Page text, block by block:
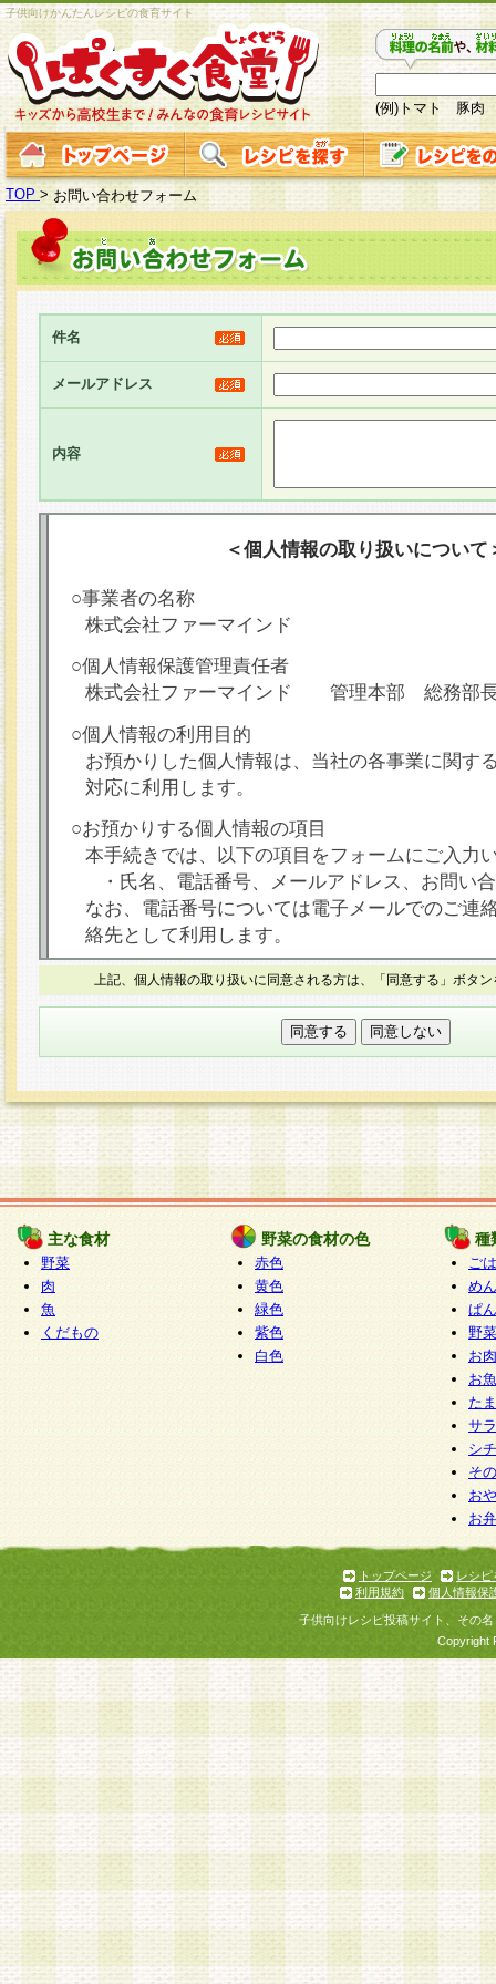
子供向けかんたんレシピの食育サイト
(例)トマト 豚肉
TOP > お問い合わせフォーム
件名
メールアドレス
内容
＜個人情報の取り扱いについて
○事業者の名称
株式会社ファーマインド
○個人情報保護管理責任者
株式会社ファーマインド 管理本部 総務部
○個人情報の利用目的
お預かりした個人情報は、当社の各事業に関す
対応に利用します。
○お預かりする個人情報の項目
本手続きでは、以下の項目をフォームにご入力
・氏名、電話番号、メールアドレス、お問い
なお、電話番号については電子メールでのご連
絡先として利用します。
○本人が容易に認識できない方法による個人情報
本フォームでは、セッション管理のためCookie
○個人情報の第三者提供について
力いただく個人情報は第三者に提供しません。
○個人情報の委託について
個人情報の取り扱いを外部に委託する場合は、
情報管理基準を満たす企業を選定して委託を行
が行われるよう監督します。
○開示対象個人情報の開示等および問い合わせ窓口
本人からの求めにより、当社が本件により取得
報の利用目的の通知・開示・内容の訂正・追加
停止・消去及び第三者への提供の禁止（以下、
といいます。）に応じます。
開示等に応じる窓口は以下になります。
ぱくすく食堂個人情報お客様相談窓口 paku-
m
個人情報を与えることは任意ですが、個人情報
意をいただけない場合には、当社のサービスの
お問い合わせ・ご相談への対応ができない場合
上記、個人情報の取り扱いに同意される方は、「同意する」ボタ
主な食材
野菜
肉
魚
くだもの
野菜の食材の色
赤色
黄色
緑色
紫色
白色
種
ご
めん
ぱん
野
お
お
た
サ
シ
そ
お
お
トップページ
レシピ
利用規約
個人情報保
子供向けレシピ投稿サイト、その
Copyright